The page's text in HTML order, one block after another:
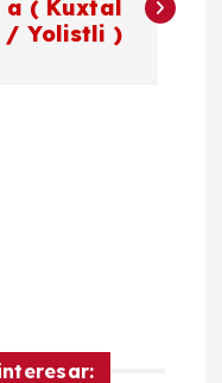
a ( Kuxtal
/ Yolistli )